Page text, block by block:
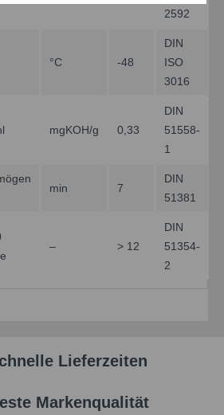
2592
°C -48
DIN
ISO
3016
mgKOH/g 0,33
DIN
51558-
1
min 7
DIN
51381
– > 12
DIN
51354-
2
Lieferzeiten
Markenqualität